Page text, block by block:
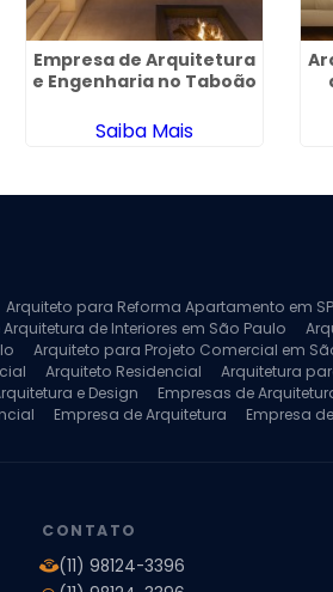
Empresa de Arquitetura
e Engenharia no Taboão
Saiba Mais
Arquiteto para Reforma Apartamento em SP
de Interiores em São Paulo
Arquiteto para Projeto Comercial em
Arquiteto Residencial Arquitetura
e Design Empresas de
Empresa de Arquitetura Empresa
CONTATO
(11) 98124-3396